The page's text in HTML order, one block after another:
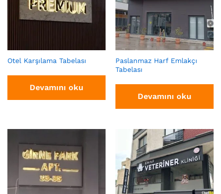
Otel Karşılama Tabelası
Devamını oku
Paslanmaz Harf Emlakçı
Tabelası
Devamını oku